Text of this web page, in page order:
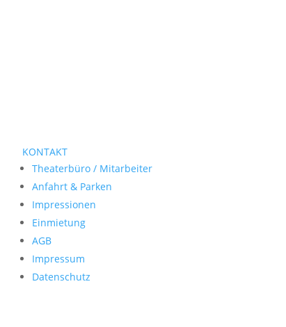
KONTAKT
Theaterbüro / Mitarbeiter
Anfahrt & Parken
Impressionen
Einmietung
AGB
Impressum
Datenschutz